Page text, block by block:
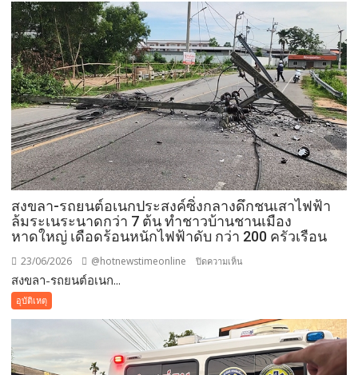
สงขลา-รถยนต์อเนกประสงค์ซิ่งกลางดึกชนเสาไฟฟ้า
ล้มระเนระนาดกว่า 7 ต้น ทำชาวบ้านชานเมือง
หาดใหญ่ เดือดร้อนหนักไฟฟ้าดับ กว่า 200 ครัวเรือน
23/06/2026 @hotnewstimeonline ปิดความเห็น
ซิ่ง
กลาง
ดึก
สงขลา-รถยนต์อเนก...
อุบัติเหตุ